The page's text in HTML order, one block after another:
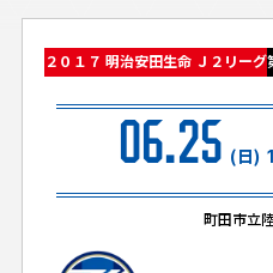
ファンクラブ
グッズ
メディア
試合データ
試合日程・結果
順位表・ゴールランキング
観戦するトップ
チケットを買う
チケット購入
チケット販売スケジュール
クラブを知る
クラブを知るトップ
ＦＣ町田ゼルビアについて
選手・スタッフ紹介
グッズを買う
２０１７ 明治安田生命 Ｊ２リーグ
06.25 (日)
町田市立